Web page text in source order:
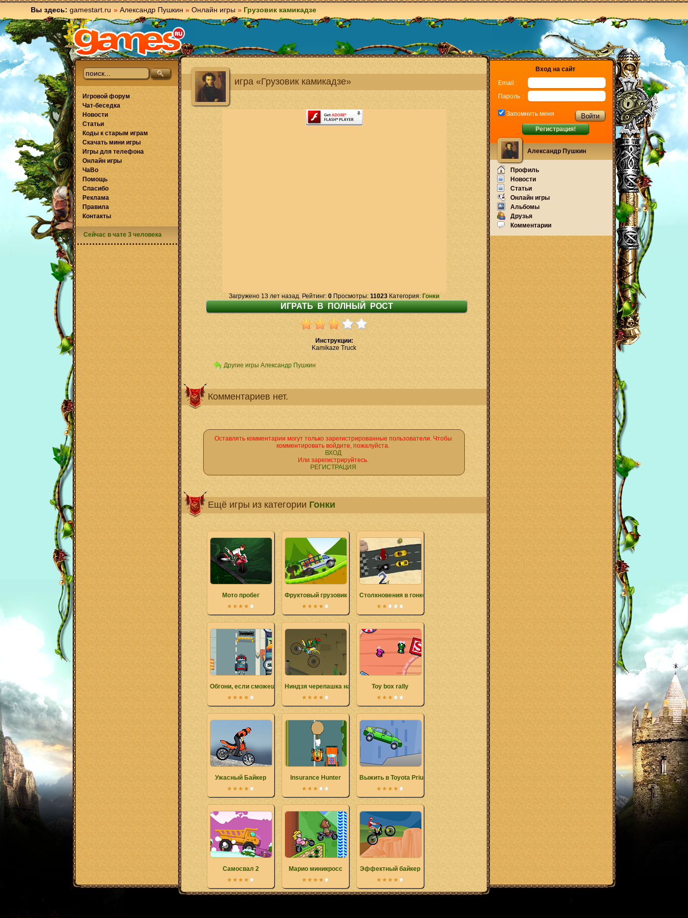
Вы здесь: gamestart.ru » Александр Пушкин » Онлайн игры » Грузовик камикадзе
игра «Грузовик камикадзе»
Загружено 13 лет назад. Рейтинг: 0 Просмотры: 11023 Категория: Гонки
Инструкции:
Kamikaze Truck
Другие игры Александр Пушкин
Комментариев нет.
Оставлять комментарии могут только зарегистрированные пользователи. Чтобы
комментировать войдите, пожалуйста.
ВХОД
Или зарегистрируйтесь.
РЕГИСТРАЦИЯ
Ещё игры из категории Гонки
Мото пробег Фруктовый грузовик Столкновения в гонке
Обгони, если сможешь Ниндзя черепашка на мотоциклеToy box rally
Ужасный Байкер Insurance Hunter Выжить в Toyota Prius
Самосвал 2 Марио миникросс Эффектный байкер
Игровой форум
Чат-беседка
Новости
Статьи
Коды к старым играм
Скачать мини игры
Игры для телефона
Онлайн игры
ЧаВо
Помощь
Спасибо
Реклама
Правила
Контакты
Сейчас в чате 3 человека
Вход на сайт
Email :
Пароль :
Запомнить меня
Регистрация!
Александр Пушкин
Профиль
Новости
Статьи
Онлайн игры
Альбомы
Друзья
Комментарии